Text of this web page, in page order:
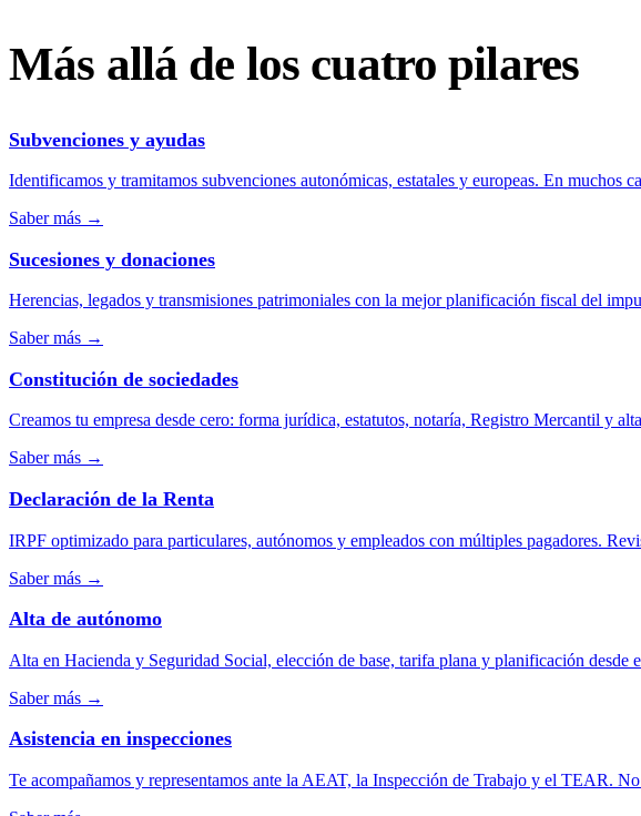
Más allá de los cuatro pilares
Subvenciones y ayudas
Identificamos y tramitamos subvenciones autonómicas, estatales y europeas. En muchos
Saber más →
Sucesiones y donaciones
Herencias, legados y transmisiones patrimoniales con la mejor planificación fiscal del
Saber más →
Constitución de sociedades
Creamos tu empresa desde cero: forma jurídica, estatutos, notaría, Registro Mercantil y
Saber más →
Declaración de la Renta
IRPF optimizado para particulares, autónomos y empleados con múltiples pagadores.
Saber más →
Alta de autónomo
Alta en Hacienda y Seguridad Social, elección de base, tarifa plana y planificación desde
Saber más →
Asistencia en inspecciones
Te acompañamos y representamos ante la AEAT, la Inspección de Trabajo y el TEAR. No